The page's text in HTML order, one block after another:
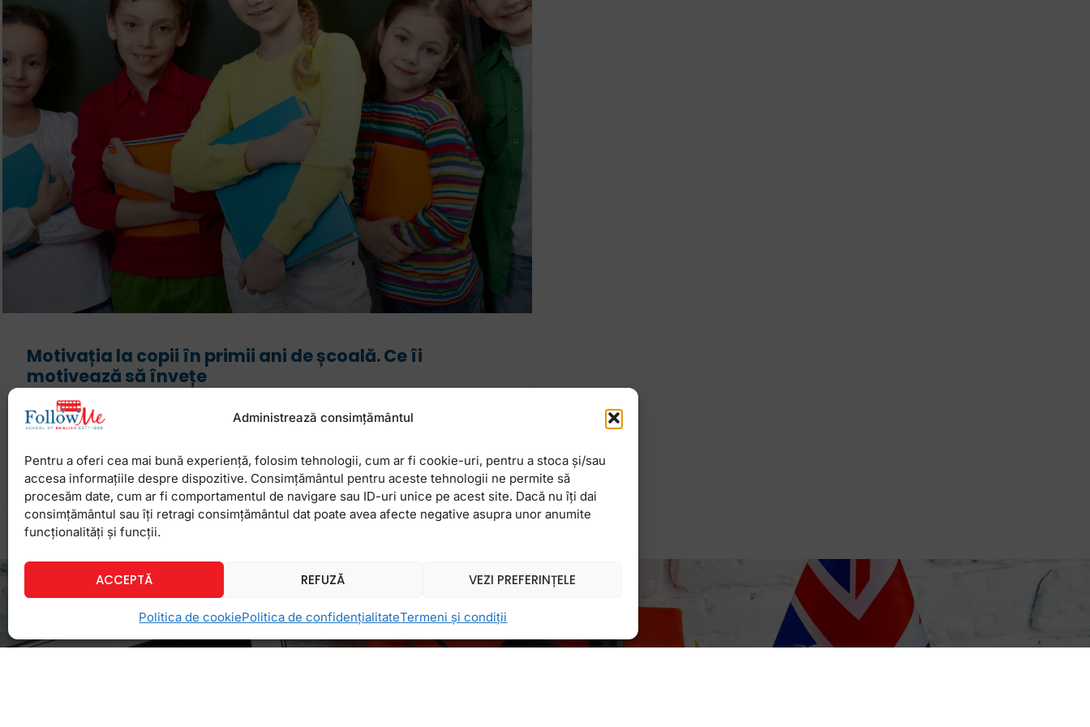
Administrează consimțământul
Pentru a oferi cea mai bună experiență, folosim tehnologii, cum ar fi cookie-uri, pentru a stoca și/sau
accesa informațiile despre dispozitive. Consimțământul pentru aceste tehnologii ne permite să
procesăm date, cum ar fi comportamentul de navigare sau ID-uri unice pe acest site. Dacă nu îți dai
consimțământul sau îți retragi consimțământul dat poate avea afecte negative asupra unor anumite
funcționalități și funcții.
ACCEPTĂ REFUZĂ VEZI PREFERINȚELE
Politica de cookiePolitica de confidențialitateTermeni și condiții
Motivația la copii în primii ani de școală. Ce îi
motivează să învețe
Primii ani de școală constituie fundamentul învățării academice pe care,
mai târziu, copilul tău va construi castelul gândirii sale, prin școlile,
4 septembrie 2024 Niciun comentariu
Newsletter